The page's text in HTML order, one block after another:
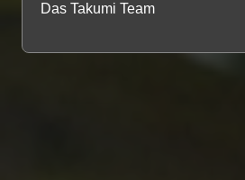
Das Takumi Team